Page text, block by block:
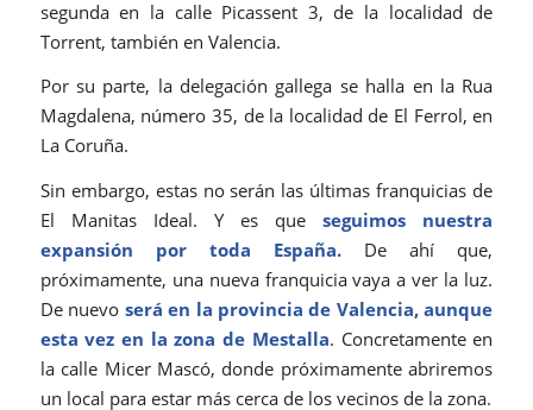
segunda en la calle Picassent 3, de la localidad de
Torrent, también en Valencia.
Por su parte, la delegación gallega se halla en la Rua
Magdalena, número 35, de la localidad de El Ferrol, en
La Coruña.
Sin embargo, estas no serán las últimas franquicias de
El Manitas Ideal. Y es queseguimos nuestra
expansión por toda España. De ahí que,
próximamente, una nueva franquicia vaya a ver la luz.
De nuevo será en la provincia de Valencia, aunque
esta vez en la zona de Mestalla. Concretamente en
la calle Micer Mascó, donde próximamente abriremos
un local para estar más cerca de los vecinos de la zona.